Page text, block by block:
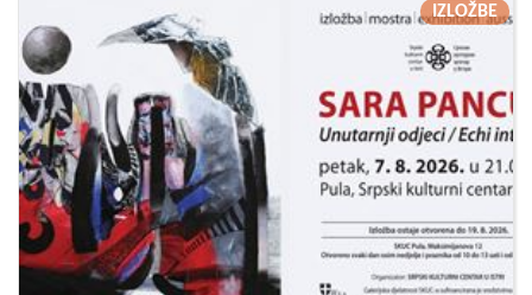
IZLOŽBE